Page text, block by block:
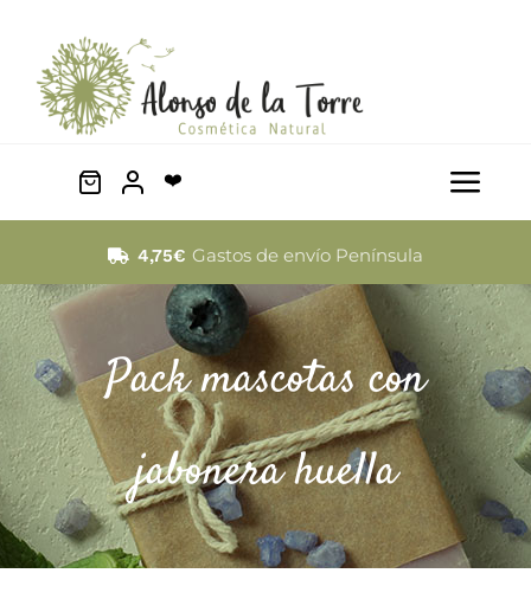
contenido
Cabello
Corporal
Mascotas
Barba
❤️
4,75€ Gastos de envío Península
Pack mascotas con
jabonera huella